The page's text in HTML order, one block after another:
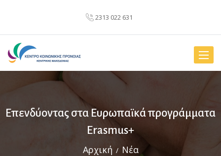
2313 022 631
Toggle
Επενδύοντας στα Ευρωπαϊκά προγράμματα
Erasmus+
Αρχική Νέα